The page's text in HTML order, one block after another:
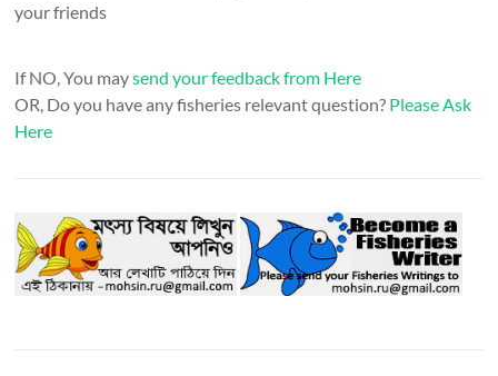
your friends
If NO, You maysend your feedback from Here
OR, Do you have any fisheries relevant question? Please Ask
Here